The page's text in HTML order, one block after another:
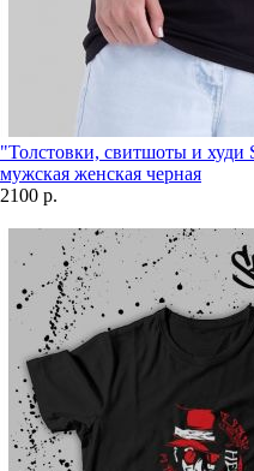
"Толстовки, свитшоты и
мужская женская черная
2100 р.